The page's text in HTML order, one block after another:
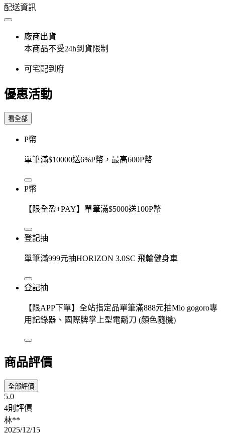
配送資訊
廠商出貨
本商品不受24h到貨限制
可宅配到府
優惠活動
看全部
P幣
單筆滿$10000送6%P幣，最高600P幣
P幣
【限全盈+PAY】單筆滿$5000送100P幣
登記抽
單筆滿999元抽HORIZON 3.0SC 飛輪健身車
登記抽
【限APP下單】全站指定品單筆滿888元抽Mio gogoro專
用記錄器、國際牌掌上型電鬍刀 (顏色隨機)
商品評價
全部評價
5.0
4則評價
林**
2025/12/15